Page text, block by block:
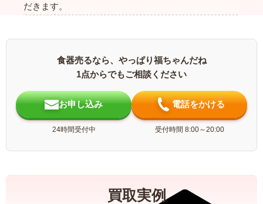
だきます。
食器売るなら、やっぱり福ちゃんだね
1点からでもご相談ください
お申し込み
24時間受付中
電話をかける
受付時間 8:00～20:00
買取実例